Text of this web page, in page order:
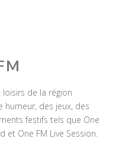
loisirs de la région
humeur, des jeux, des
festifs tels que One
et One FM Live Session.